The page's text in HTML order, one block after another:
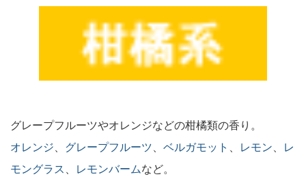
グレープフルーツやオレンジなどの柑橘類の香り。
オレンジ、 グレープフルーツ、 ベルガモット 、 レモン、
レ
モングラス 、 レモンバームなど。